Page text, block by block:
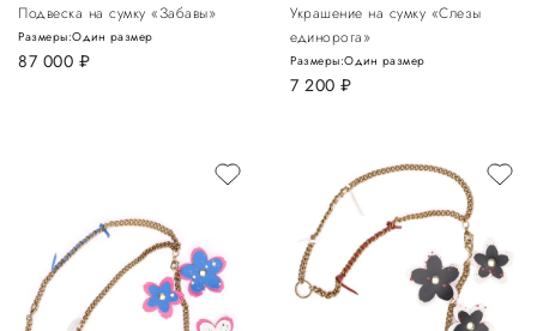
Подвеска на сумку «Забавы»
87 000 руб.
Размеры:Один размер
Украшение на сумку «Слезы
единорога»
7 200 руб.
Размеры:Один размер